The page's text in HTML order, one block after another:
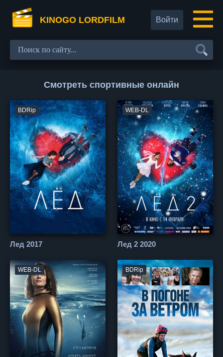
KINOGO LORDFILM Войти
Смотреть спортивные онлайн
BDRip
Лед 2017
WEB-DL
Лед 2 2020
WEB-DL BDRip